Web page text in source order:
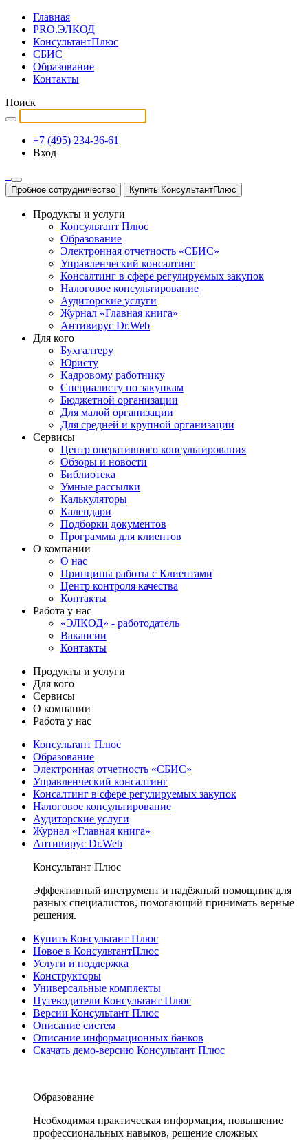
Главная
PRO.ЭЛКОД
КонсультантПлюс
СБИС
Образование
Контакты
Поиск
+7 (495) 234-36-61
Вход
Пробное сотрудничество Купить КонсультантПлюс
Продукты и услуги
Консультант Плюс
Образование
Электронная отчетность «СБИС»
Управленческий консалтинг
Консалтинг в сфере регулируемых закупок
Налоговое консультирование
Аудиторские услуги
Журнал «Главная книга»
Антивирус Dr.Web
Для кого
Бухгалтеру
Юристу
Кадровому работнику
Специалисту по закупкам
Бюджетной организации
Для малой организации
Для средней и крупной организации
Сервисы
Центр оперативного консультирования
Обзоры и новости
Библиотека
Умные рассылки
Калькуляторы
Календари
Подборки документов
Программы для клиентов
О компании
О нас
Принципы работы с Клиентами
Центр контроля качества
Контакты
Работа у нас
«ЭЛКОД» - работодатель
Вакансии
Контакты
Продукты и услуги
Для кого
Сервисы
О компании
Работа у нас
Консультант Плюс
Образование
Электронная отчетность «СБИС»
Управленческий консалтинг
Консалтинг в сфере регулируемых закупок
Налоговое консультирование
Аудиторские услуги
Журнал «Главная книга»
Антивирус Dr.Web
Консультант Плюс
Эффективный инструмент и надёжный помощник для
разных специалистов, помогающий принимать верные
решения.
Купить Консультант Плюс
Новое в КонсультантПлюс
Услуги и поддержка
Конструкторы
Универсальные комплекты
Путеводители Консультант Плюс
Версии Консультант Плюс
Описание систем
Описание информационных банков
Скачать демо-версию Консультант Плюс
Образование
Необходимая практическая информация, повышение
профессиональных навыков, решение сложных